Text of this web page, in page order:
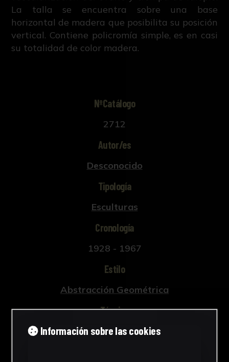
La talla se encuentra sobre una base
horizontal de madera que posibilita su posición
vertical. Contiene policromía simple, es en casi
su totalidad de color madera.
NºCatálogo
2712
Autor/es
Desconocido
Tipología
Esculturas
Cronología
1928 - 1967
Estilo
Abstracción Geométrica
Técnica
Tallada
Información sobre las cookies